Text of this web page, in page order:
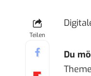
Teilen
Du